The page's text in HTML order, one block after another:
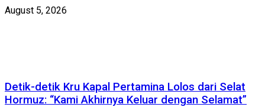
August 5, 2026
Detik-detik Kru Kapal Pertamina Lolos dari Selat
Hormuz: “Kami Akhirnya Keluar dengan Selamat”